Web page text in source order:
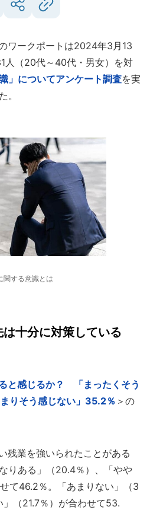
ワークポートは2024年3月13
人（20代～40代・男女）を対
」についてアンケート調査を実
。
関する意識とは
十分に対策している
と感じるか？ 「まったくそう
りそう感じない」35.2％ ＞の
残業を強いられたことがある
りある」（20.4％）、「やや
て46.2％。「あまりない」（3
（21.7％）が合わせて53.